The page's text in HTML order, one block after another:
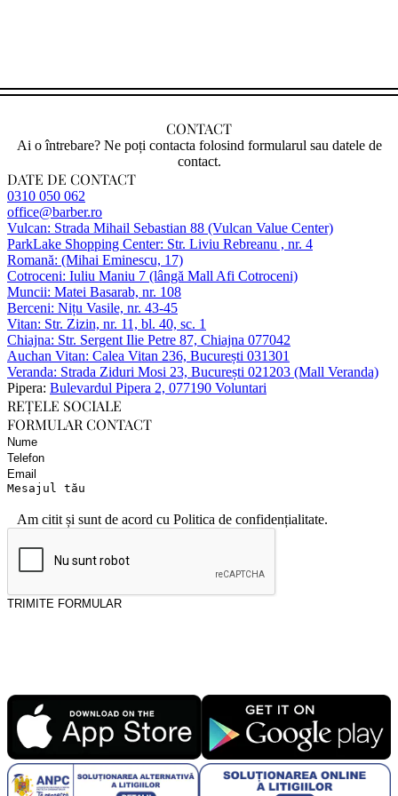
CONTACT
Ai o întrebare? Ne poți contacta folosind formularul sau datele de
contact.
DATE DE CONTACT
0310 050 062
office@barber.ro
Vulcan: Strada Mihail Sebastian 88 (Vulcan Value Center)
ParkLake Shopping Center: Str. Liviu Rebreanu , nr. 4
Romană: (Mihai Eminescu, 17)
Cotroceni: Iuliu Maniu 7 (lângă Mall Afi Cotroceni)
Muncii: Matei Basarab, nr. 108
Berceni: Nițu Vasile, nr. 43-45
Vitan: Str. Zizin, nr. 11, bl. 40, sc. 1
Chiajna: Str. Sergent Ilie Petre 87, Chiajna 077042
Auchan Vitan: Calea Vitan 236, București 031301
Veranda: Strada Ziduri Mosi 23, București 021203 (Mall Veranda)
Pipera: Bulevardul Pipera 2, 077190 Voluntari
REȚELE SOCIALE
FORMULAR CONTACT
Am citit și sunt de acord cu Politica de confidențialitate.
TRIMITE FORMULAR